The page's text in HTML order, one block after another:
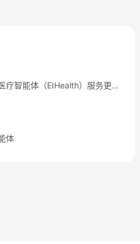
【更名公告】医疗智能体（EIHealth）服务更名公告
体